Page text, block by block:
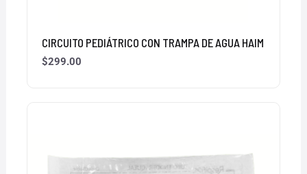
CIRCUITO PEDIÁTRICO CON TRAMPA DE AGUA HAIM
$299.00